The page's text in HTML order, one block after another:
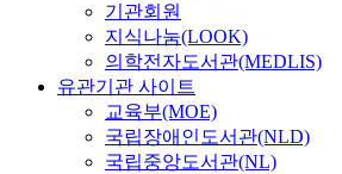
기관회원
지식나눔(LOOK)
의학전자도서관(MEDLIS)
유관기관 사이트
교육부(MOE)
국립장애인도서관(NLD)
국립중앙도서관(NL)